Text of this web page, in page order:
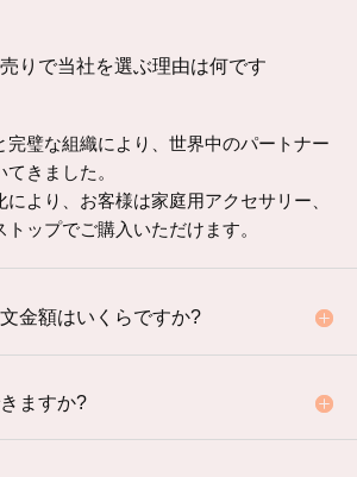
りで当社を選ぶ理由は何です
完璧な組織により、世界中のパートナー
きました。
より、お客様は家庭用アクセサリー、
ップでご購入いただけます。
金額はいくらですか?
ますか?